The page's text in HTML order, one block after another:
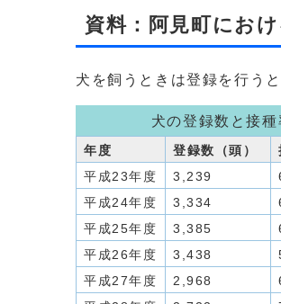
資料：阿見町にお
犬を飼うときは登録を行う
犬の登録数と接種
年度 登録数（頭）
平成23年度
3,239
平成24年度
3,334
平成25年度
3,385
平成26年度
3,438
平成27年度
2,968